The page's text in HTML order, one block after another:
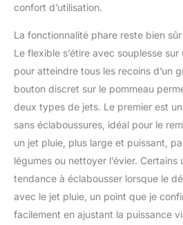
confort d’utilisation.
La fonctionnalité phare reste bien
Le flexible s’étire avec souplesse
pour atteindre tous les recoins d’un
bouton discret sur le pommeau
deux types de jets. Le premier est
sans éclaboussures, idéal pour le
un jet pluie, plus large et puissant,
légumes ou nettoyer l’évier.
tendance à éclabousser lorsque le
avec le jet pluie, un point que je
facilement en ajustant la puissance